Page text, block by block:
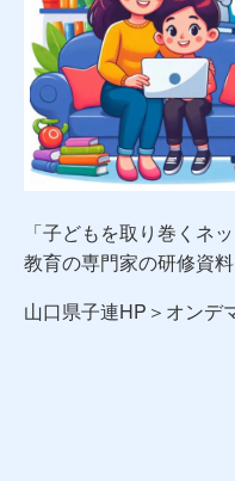
「子どもを取り巻くネ
教育の専門家の研修資
山口県子連HP＞オンデ